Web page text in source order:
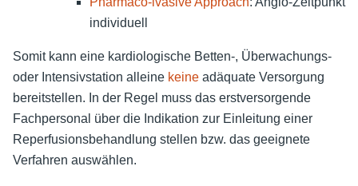
individuell
Somit kann eine kardiologische Betten-, Überwachungs-
oder Intensivstation alleine keine adäquate Versorgung
bereitstellen. In der Regel muss das erstversorgende
Fachpersonal über die Indikation zur Einleitung einer
Reperfusionsbehandlung stellen bzw. das geeignete
Verfahren auswählen.